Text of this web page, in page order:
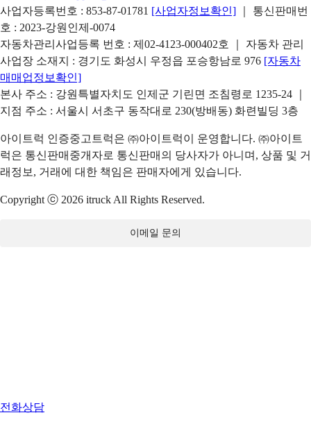
사업자등록번호 : 853-87-01781 [사업자정보확인]
｜ 통신판매번
호 : 2023-강원인제-0074
자동차관리사업등록 번호 : 제02-4123-000402호 ｜ 자동차 관리
사업장 소재지 : 경기도 화성시 우정읍 포승항남로 976 [자동차
매매업정보확인]
본사 주소 : 강원특별자치도 인제군 기린면 조침령로 1235-24 ｜
지점 주소 : 서울시 서초구 동작대로 230(방배동) 화련빌딩 3층
아이트럭 인증중고트럭은 ㈜아이트럭이 운영합니다. ㈜아이트
럭은 통신판매중개자로 통신판매의 당사자가 아니며, 상품 및 거
래정보, 거래에 대한 책임은 판매자에게 있습니다.
Copyright ⓒ 2026 itruck All Rights Reserved.
이메일 문의
전화상담